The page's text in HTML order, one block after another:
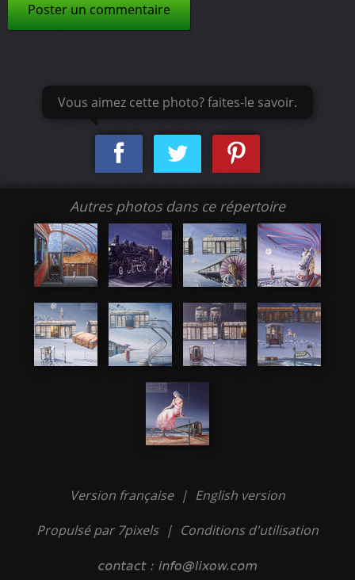
Poster un commentaire
Vous aimez cette photo? faites-le savoir.
Autres photos dans ce répertoire
Version française | English version
Propulsé par 7pixels | Conditions d'utilisation